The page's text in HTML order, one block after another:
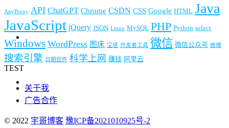
AnyProxy API ChatGPT Chrome CSDN CSS Google HTML Java
JavaScript jQuery JSON Linux MySQL PHP Python select
Windows WordPress 图床 宝塔 开发者工具 微信 微信公众号 微博
搜索引擎 日期控件 科学上网 赚钱 阿里云
TEST
关于我
广告合作
© 2022 宇哥博客 豫ICP备2021010925号-2